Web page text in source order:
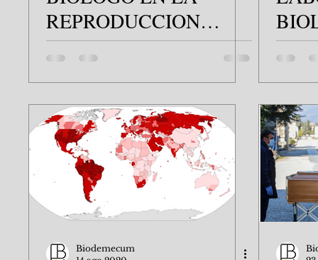
REPRODUCCION
ASISTIDA- EL
EMBRIÓLOGO
Biodemecum